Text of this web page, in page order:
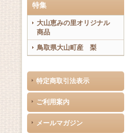
特集
大山恵みの里オリジナル
商品
鳥取県大山町産 梨
特定商取引法表示
ご利用案内
メールマガジン